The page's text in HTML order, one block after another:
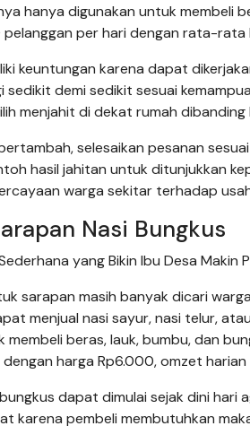
hanya digunakan untuk membeli
pelanggan per hari dengan rata-
keuntungan karena dapat
demi sedikit sesuai
menjahit di dekat rumah
selesaikan pesanan
hasil jahitan untuk ditunjukkan
warga sekitar terhadap
Nasi Bungkus
yang Bikin Ibu Desa
sarapan masih banyak dicari
menjual nasi sayur, nasi telur,
membeli beras, lauk, bumbu, dan
harga Rp6.000, omzet
dapat dimulai sejak dini hari
karena pembeli membutuhkan